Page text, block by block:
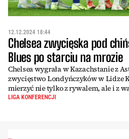
12.12.2024 18:44
Chelsea zwycięska pod
Blues po starciu na mrozie
Chelsea wygrała w Kazachstanie z
zwycięstwo Londyńczyków w Lidze
mierzyć nie tylko z rywalem, ale i z
LIGA KONFERENCJI